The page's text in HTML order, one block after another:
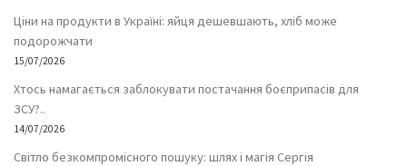
Ціни на продукти в Україні: яйця дешевшають, хліб може
подорожчати
15/07/2026
Хтось намагається заблокувати постачання боєприпасів для
ЗСУ?..
14/07/2026
Світло безкомпромісного пошуку: шлях і магія Сергія